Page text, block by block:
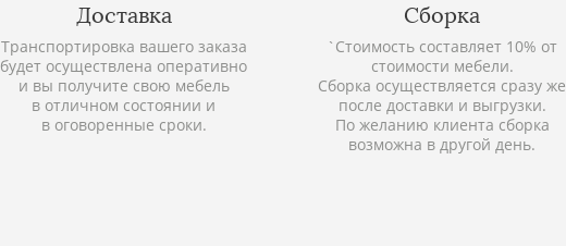
Доставка
Транспортировка вашего заказа
будет осуществлена оперативно
и вы получите свою мебель
в отличном состоянии и
в оговоренные сроки.
Сборка
`Стоимость составляет 10% от
стоимости мебели.
Сборка осуществляется сразу же
после доставки и выгрузки.
По желанию клиента сборка
возможна в другой день.